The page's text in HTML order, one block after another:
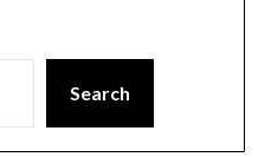
Search